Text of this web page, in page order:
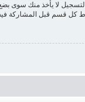
لا يأخذ منك سوى
كل قسم قبل المشاركة